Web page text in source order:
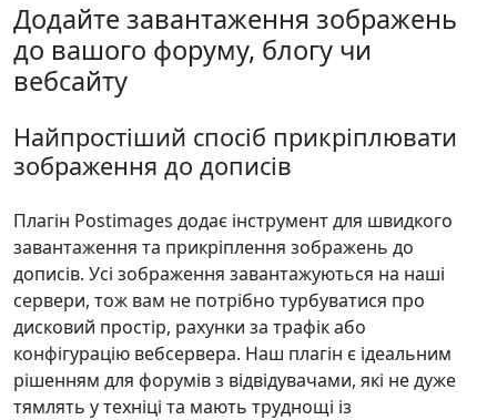
Додайте завантаження зображень
до вашого форуму, блогу чи
вебсайту
Найпростіший спосіб прикріплювати
зображення до дописів
Плагін Postimages додає інструмент для швидкого
завантаження та прикріплення зображень до
дописів. Усі зображення завантажуються на наші
сервери, тож вам не потрібно турбуватися про
дисковий простір, рахунки за трафік або
конфігурацію вебсервера. Наш плагін є ідеальним
рішенням для форумів з відвідувачами, які не дуже
тямлять у техніці та мають труднощі із